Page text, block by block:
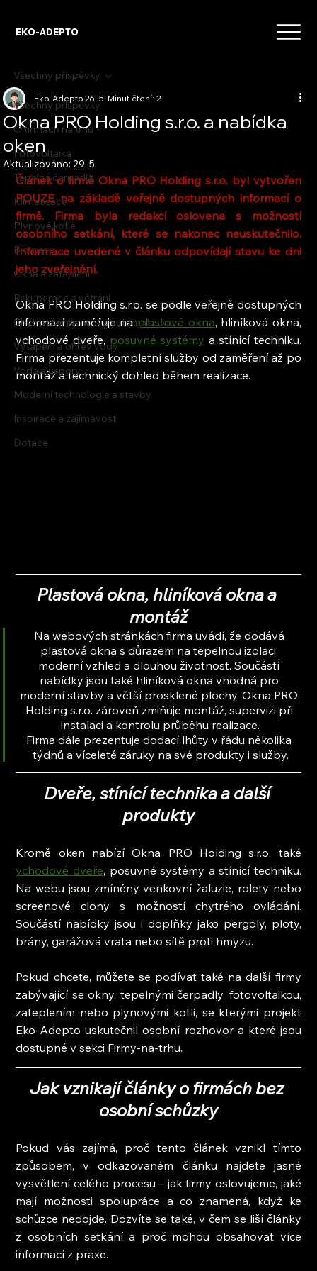
EKO-ADEPTO
Všechny příspěvky
O firmách na trhu
Fotovoltaika
Tepelná čerpadla
Klimatizace
Plynové kotle
Biomasa
Okna a zateplení
Rekuperace a větrání
Chytrá domácnost a automatizace
Vytápění a ohřev vody
Voda a úspory
Moderní technologie a stavby
Inspirace a zajímavosti
Dotace
Všechny příspěvky
Okna PRO Holding s.r.o. a nabídka
oken
Eko-Adepto26. 5.Minut čtení: 2
Aktualizováno:29. 5.
Článek o firmě Okna PRO Holding s.r.o. byl vytvořen
POUZE na základě veřejně dostupných informací o
firmě. Firma byla redakcí oslovena s možností
osobního setkání, které se nakonec neuskutečnilo.
Informace uvedené v článku odpovídají stavu ke dni
jeho zveřejnění.
Okna PRO Holding s.r.o. se podle veřejně dostupných
informací zaměřuje na plastová okna, hliníková okna,
vchodové dveře, posuvné systémy a stínící techniku.
Firma prezentuje kompletní služby od zaměření až po
montáž a technický dohled během realizace.
Plastová okna, hliníková okna a
montáž
Na webových stránkách firma uvádí, že dodává
plastová okna s důrazem na tepelnou izolaci,
moderní vzhled a dlouhou životnost. Součástí
nabídky jsou také hliníková okna vhodná pro
moderní stavby a větší prosklené plochy. Okna PRO
Holding s.r.o. zároveň zmiňuje montáž, supervizi při
instalaci a kontrolu průběhu realizace.
Firma dále prezentuje dodací lhůty v řádu několika
týdnů a víceleté záruky na své produkty i služby.
Dveře, stínící technika a další
produkty
vchodové dveře, posuvné systémy a stínící techniku.
Na webu jsou zmíněny venkovní žaluzie, rolety nebo
screenové clony s možností chytrého ovládání.
Součástí nabídky jsou i doplňky jako pergoly, ploty,
brány, garážová vrata nebo sítě proti hmyzu.
Pokud chcete, můžete se podívat také na další firmy
zabývající se okny, tepelnými čerpadly, fotovoltaikou,
zateplením nebo plynovými kotli, se kterými projekt
Eko-Adepto uskutečnil osobní rozhovor a které jsou
dostupné v sekci Firmy-na-trhu.
Jak vznikají články o firmách bez
osobní schůzky
Pokud vás zajímá, proč tento článek vznikl tímto
způsobem, v odkazovaném článku najdete jasné
vysvětlení celého procesu – jak firmy oslovujeme, jaké
mají možnosti spolupráce a co znamená, když ke
schůzce nedojde. Dozvíte se také, v čem se liší články
z osobních setkání a proč mohou obsahovat více
informací z praxe.